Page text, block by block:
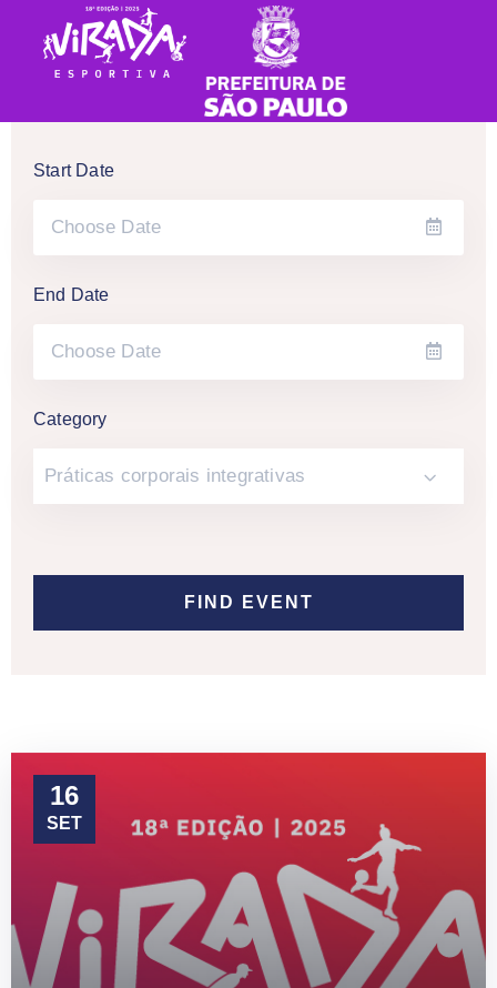
Start Date
End Date
Category
Práticas corporais integrativas
16
SET